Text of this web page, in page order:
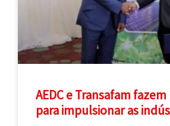
AEDC e Transafam
para impulsionar as